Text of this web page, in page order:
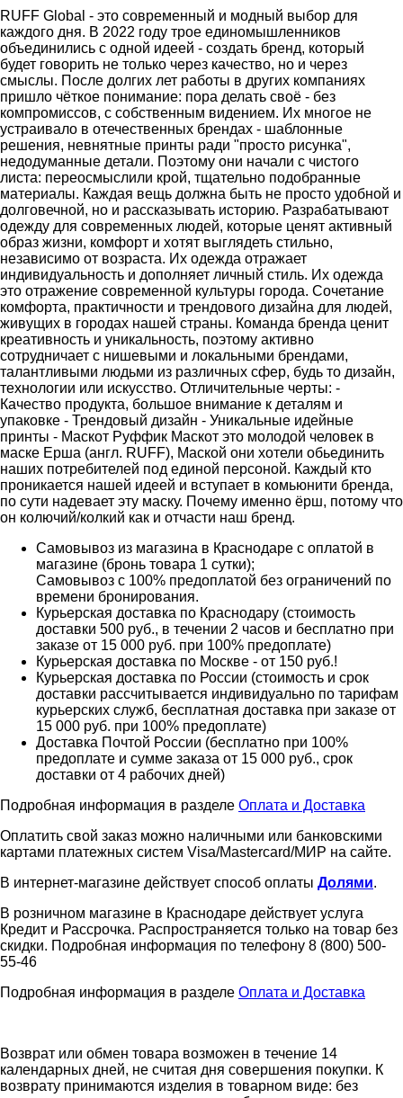
RUFF Global - это современный и модный выбор для
каждого дня. В 2022 году трое единомышленников
объединились с одной идеей - создать бренд, который
будет говорить не только через качество, но и через
смыслы. После долгих лет работы в других компаниях
пришло чёткое понимание: пора делать своё - без
компромиссов, с собственным видением. Их многое не
устраивало в отечественных брендах - шаблонные
решения, невнятные принты ради "просто рисунка",
недодуманные детали. Поэтому они начали с чистого
листа: переосмыслили крой, тщательно подобранные
материалы. Каждая вещь должна быть не просто удобной и
долговечной, но и рассказывать историю. Разрабатывают
одежду для современных людей, которые ценят активный
образ жизни, комфорт и хотят выглядеть стильно,
независимо от возраста. Их одежда отражает
индивидуальность и дополняет личный стиль. Их одежда
это отражение современной культуры города. Сочетание
комфорта, практичности и трендового дизайна для людей,
живущих в городах нашей страны. Команда бренда ценит
креативность и уникальность, поэтому активно
сотрудничает с нишевыми и локальными брендами,
талантливыми людьми из различных сфер, будь то дизайн,
технологии или искусство. Отличительные черты: -
Качество продукта, большое внимание к деталям и
упаковке - Трендовый дизайн - Уникальные идейные
принты - Маскот Руффик Маскот это молодой человек в
маске Ерша (англ. RUFF), Маской они хотели обьединить
наших потребителей под единой персоной. Каждый кто
проникается нашей идеей и вступает в комьюнити бренда,
по сути надевает эту маску. Почему именно ёрш, потому что
он колючий/колкий как и отчасти наш бренд.
Самовывоз из магазина в Краснодаре с оплатой в
магазине (бронь товара 1 сутки);
Самовывоз с 100% предоплатой без ограничений по
времени бронирования.
Курьерская доставка по Краснодару (стоимость
доставки 500 руб., в течении 2 часов и бесплатно при
заказе от 15 000 руб. при 100% предоплате)
Курьерская доставка по Москве - от 150 руб.!
Курьерская доставка по России (стоимость и срок
доставки рассчитывается индивидуально по тарифам
курьерских служб, бесплатная доставка при заказе от
15 000 руб. при 100% предоплате)
Доставка Почтой России (бесплатно при 100%
предоплате и сумме заказа от 15 000 руб., срок
доставки от 4 рабочих дней)
Подробная информация в разделе Оплата и Доставка
Оплатить свой заказ можно наличными или банковскими
картами платежных систем Visa/Mastercard/МИР на сайте.
В интернет-магазине действует способ оплаты Долями.
В розничном магазине в Краснодаре действует услуга
Кредит и Рассрочка. Распространяется только на товар без
скидки. Подробная информация по телефону 8 (800) 500-
55-46
Подробная информация в разделе Оплата и Доставка
Возврат или обмен товара возможен в течение 14
календарных дней, не считая дня совершения покупки. К
возврату принимаются изделия в товарном виде: без